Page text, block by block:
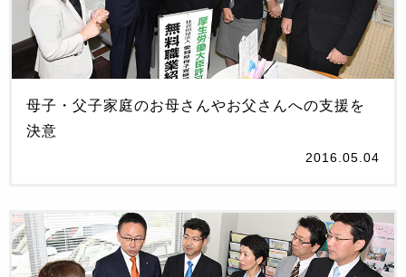
母子・父子家庭のお母さんやお父さんへの支援を
決意
2016.05.04